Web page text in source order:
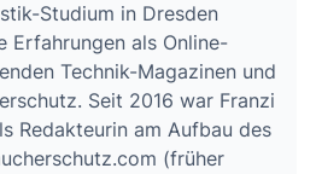
Studium in Dresden
Erfahrungen als Online-
Technik-Magazinen und
Seit 2016 war Franzi
Redakteurin am Aufbau des
(früher